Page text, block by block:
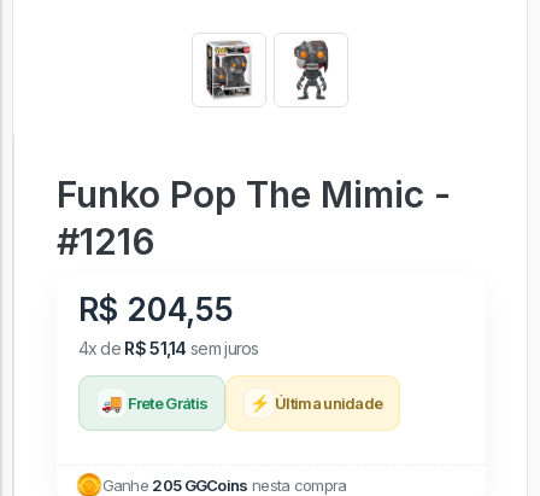
Funko Pop The Mimic -
#1216
R$ 204,55
4x de R$ 51,14 sem juros
🚚 Frete Grátis ⚡ Última unidade
Ganhe 205 GGCoins nesta compra